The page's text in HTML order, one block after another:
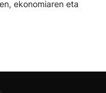
ekonomiaren eta